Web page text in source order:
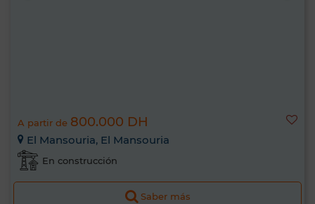
A partir de 800.000 DH
El Mansouria, El Mansouria
En construcción
Saber más